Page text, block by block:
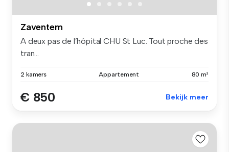
Zaventem
A deux pas de l’hôpital CHU St Luc. Tout proche des
tran...
2 kamers Appartement 80 m²
€ 850 Bekijk meer